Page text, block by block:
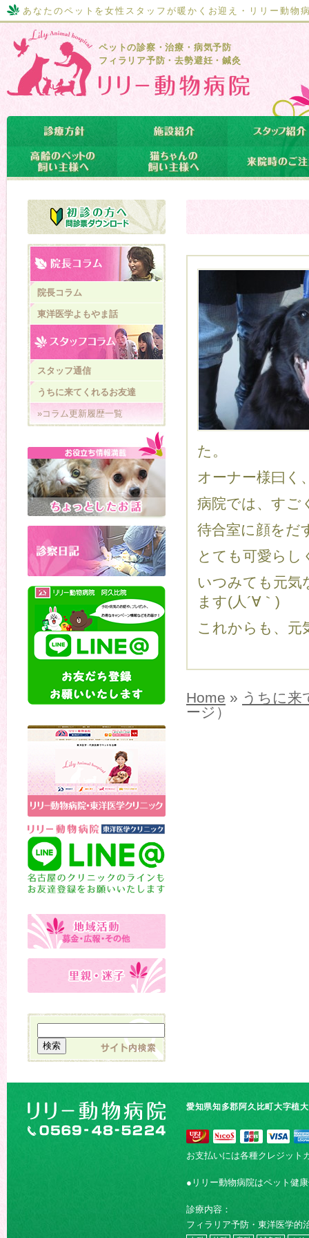
あなたのペットを女性スタッフが暖かくお迎え・リリー動物
ペットの診察・治療・病気予防
フィラリア予防・去勢避妊・鍼灸
た。
オーナー様曰く
病院では、すご
待合室に顔をだ
とても可愛ら
いつみても元気
ます(人´∀｀)
これからも、元
Home » うちに来
ージ）
院長コラム
東洋医学よもやま話
スタッフ通信
うちに来てくれるお友達
»コラム更新履歴一覧
愛知県知多郡阿久比町大字植
お支払いには各種クレジット
●リリー動物病院はペット健
診療内容：
フィラリア予防・東洋医学的